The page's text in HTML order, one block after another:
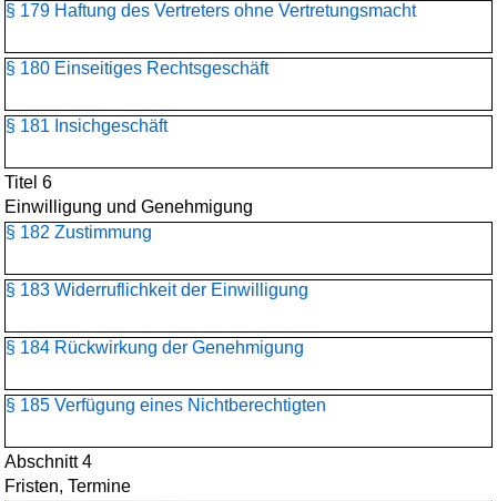
§ 179 Haftung des Vertreters ohne Vertretungsmacht
§ 180 Einseitiges Rechtsgeschäft
§ 181 Insichgeschäft
Titel 6
Einwilligung und Genehmigung
§ 182 Zustimmung
§ 183 Widerruflichkeit der Einwilligung
§ 184 Rückwirkung der Genehmigung
§ 185 Verfügung eines Nichtberechtigten
Abschnitt 4
Fristen, Termine